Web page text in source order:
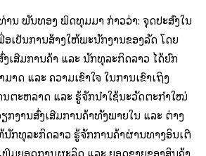
ານ ພັນທອງ ພິດທຸມມາ ກ່າວວ່າ: ຈຸດປະສົງໃນ
ເປັນການສ້າງໃຫ້ພະນັກງານຂອງລັດ ໂດຍ
ເສີມການຄ້າ ແລະ ນັກທຸລະກິດລາວ ໄດ້ຍົກ
າດ ແລະ ຄວາມເຂົ້າໃຈ ໃນການເຂົ້າເຖິງ
ຕະຫລາດ ແລະ ຮູ້ຈັກນໍາໃຊ້ນະວັດຕະກໍາໃໝ່
ກງານສົ່ງເສີມການຄ້າທັງພາຍໃນ ແລະ ຕ່າງ
ນັກທຸລະກິດລາວ ຮູ້ຈັກການຄ້າຜ່ານທາງອິນເຕີ
ມຍອດການຜະລິດ ແລະ ຍອດຂາຍຂອງສິນຄ້າ